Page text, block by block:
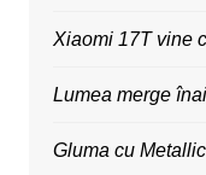
Xiaomi 17T vine
Lumea merge
Gluma cu